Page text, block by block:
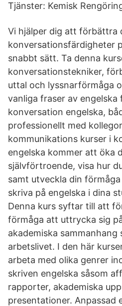
Tjänster: Kemisk
Vi hjälper dig att förbättra
konversationsfärdigheter
snabbt sätt. Ta denna
konversationstekniker,
uttal och lyssnarförmåga
vanliga fraser av
konversation engelska,
professionellt med
kommunikations kurser i
engelska kommer att öka
självförtroende, visa hur
samt utveckla din
skriva på engelska i dina
Denna kurs syftar till att
förmåga att uttrycka sig
akademiska sammanhang
arbetslivet. I den här
arbeta med olika genrer
skriven engelska såsom
rapporter, akademiska
presentationer. Anpassad